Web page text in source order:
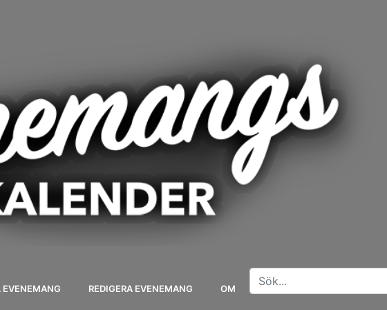
EVENEMANG REDIGERA EVENEMANG OM